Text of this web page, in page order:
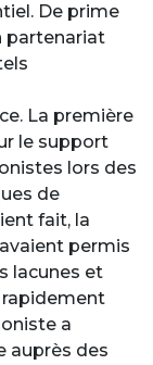
De prime
partenariat
La première
le support
lors des
de
fait, la
permis
lacunes et
rapidement
a
auprès des